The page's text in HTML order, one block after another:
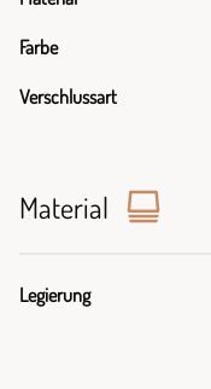
Farbe
Verschlussart
Material
Legierung